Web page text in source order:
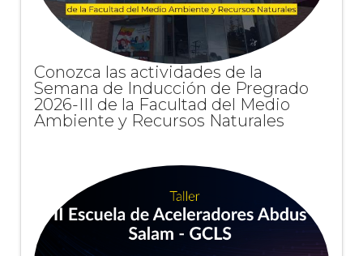
Conozca las actividades de la
Semana de Inducción de Pregrado
2026-III de la Facultad del Medio
Ambiente y Recursos Naturales